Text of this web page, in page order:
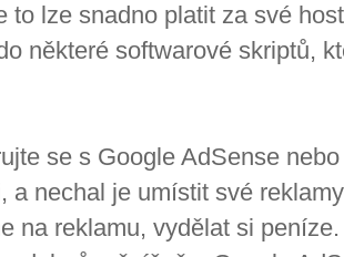
to lze snadno platit za své
některé softwarové skriptů,
se s Google AdSense
a nechal je umístit své
na reklamu, vydělat si